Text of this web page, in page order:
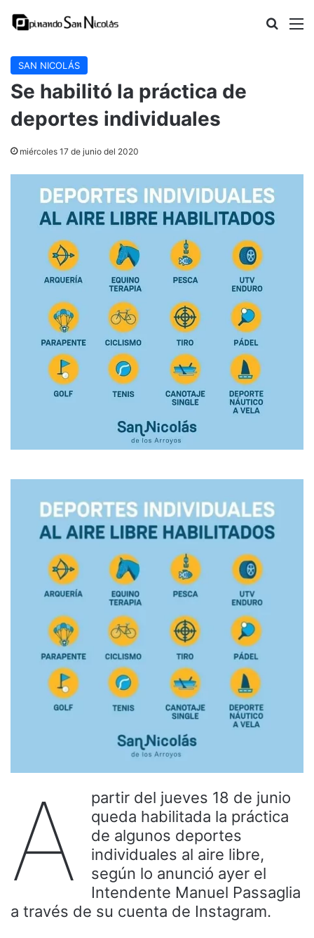
Buscar
SAN NICOLÁS
Se habilitó la práctica de
deportes individuales
miércoles 17 de junio del 2020
A
partir del jueves 18 de junio
queda habilitada la práctica
de algunos deportes
individuales al aire libre,
según lo anunció ayer el
Intendente Manuel Passaglia
a través de su cuenta de Instagram.